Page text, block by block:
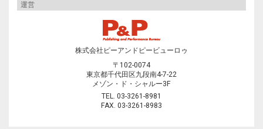
運営
株式会社ピーアンドピービューロゥ
〒102-0074
東京都千代田区九段南4-7-22
メゾン・ド・シャルー3F
TEL. 03-3261-8981
FAX. 03-3261-8983